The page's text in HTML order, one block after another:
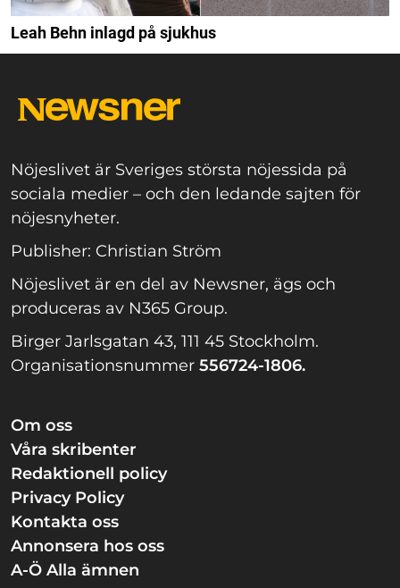
Leah Behn inlagd på sjukhus
Nöjeslivet är Sveriges största nöjessida på
sociala medier – och den ledande sajten för
nöjesnyheter.
Publisher: Christian Ström
Nöjeslivet är en del av Newsner, ägs och
produceras av N365 Group.
Birger Jarlsgatan 43, 111 45 Stockholm.
Organisationsnummer 556724-1806.
Om oss
Våra skribenter
Redaktionell policy
Privacy Policy
Kontakta oss
Annonsera hos oss
A-Ö Alla ämnen